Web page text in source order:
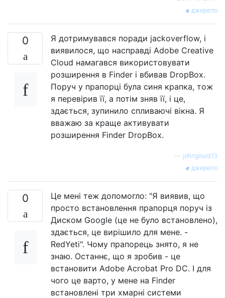
джерело
0
Я дотримувався поради jackoverflow, і
виявилося, що насправді Adobe Creative
Cloud намагався використовувати
розширення в Finder і вбивав DropBox.
Поруч у прапорці була синя крапка, тож
я перевірив її, а потім зняв її, і це,
здається, зупинило спливаючі вікна. Я
вважаю за краще активувати
розширення Finder DropBox.
johngould13
джерело
0
Це мені теж допомогло: "Я виявив, що
просто встановлення прапорця поруч із
Диском Google (це не було встановлено),
здається, це вирішило для мене. -
RedYeti". Чому прапорець знято, я не
знаю. Останнє, що я зробив - це
встановити Adobe Acrobat Pro DC. І для
чого це варто, у мене на Finder
встановлені три хмарні системи